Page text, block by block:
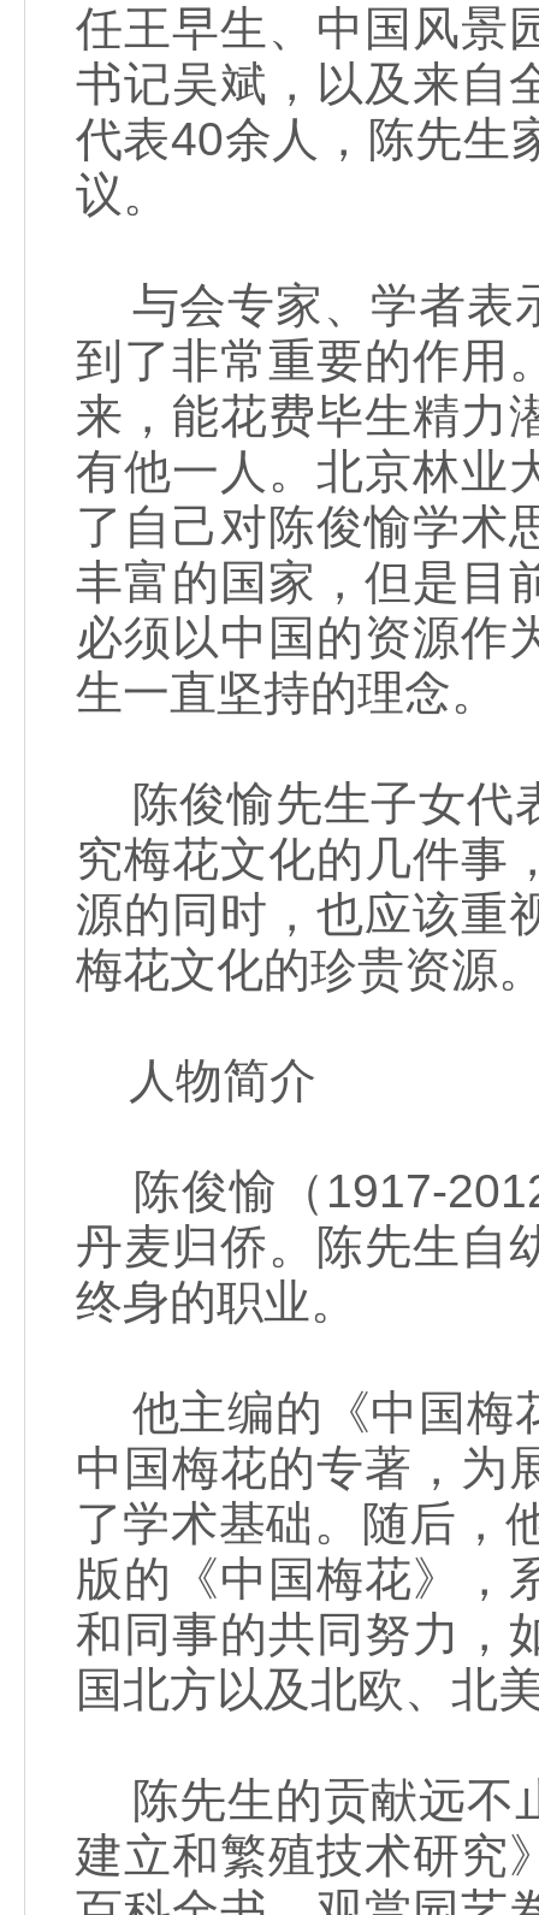
任王早生、中国风景
书记吴斌，以及来自
代表40余人，陈先生
议。
与会专家、学者表
到了非常重要的作用
来，能花费毕生精力
有他一人。北京林业
了自己对陈俊愉学术
丰富的国家，但是目
必须以中国的资源作
生一直坚持的理念。
陈俊愉先生子女代
究梅花文化的几件事
源的同时，也应该重
梅花文化的珍贵资源
人物简介
陈俊愉（1917-
丹麦归侨。陈先生自
终身的职业。
他主编的《中国梅
中国梅花的专著，为
了学术基础。随后，
版的《中国梅花》，
和同事的共同努力，
国北方以及北欧、北
陈先生的贡献远不
建立和繁殖技术研究